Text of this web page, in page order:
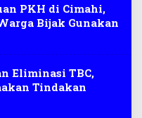
PKH di Cimahi,
Bijak Gunakan
Eliminasi TBC,
Tindakan